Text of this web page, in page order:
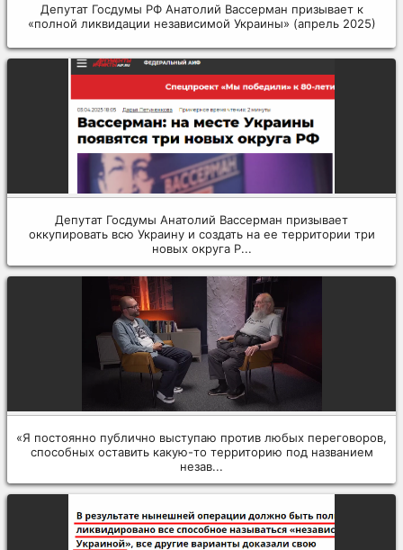
Депутат Госдумы РФ Анатолий Вассерман призывает к
«полной ликвидации независимой Украины» (апрель 2025)
Депутат Госдумы Анатолий Вассерман призывает
оккупировать всю Украину и создать на ее территории три
новых округа Р...
«Я постоянно публично выступаю против любых переговоров,
способных оставить какую-то территорию под названием
незав...